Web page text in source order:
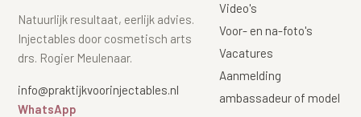
Natuurlijk resultaat, eerlijk advies.
Injectables door cosmetisch arts
drs. Rogier Meulenaar.
info@praktijkvoorinjectables.nl
WhatsApp
Video's
Voor- en na-foto's
Vacatures
Aanmelding
ambassadeur of model